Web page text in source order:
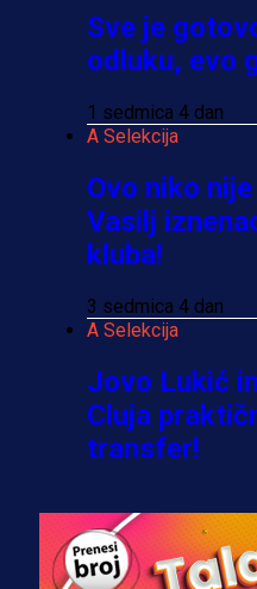
Sve je
odluku, evo
1 sedmica 4 dan
A Selekcija
Ovo niko
Vasilj
kluba!
3 sedmica 4 dan
A Selekcija
Jovo Lukić
Cluja
transfer!
A Selekcija
Stigla